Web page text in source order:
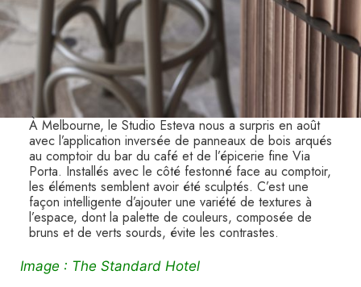
À Melbourne, le Studio Esteva nous a surpris en août
avec l’application inversée de panneaux de bois arqués
au comptoir du bar du café et de l’épicerie fine Via
Porta. Installés avec le côté festonné face au comptoir,
les éléments semblent avoir été sculptés. C’est une
façon intelligente d’ajouter une variété de textures à
l’espace, dont la palette de couleurs, composée de
bruns et de verts sourds, évite les contrastes.
Image : The Standard Hotel